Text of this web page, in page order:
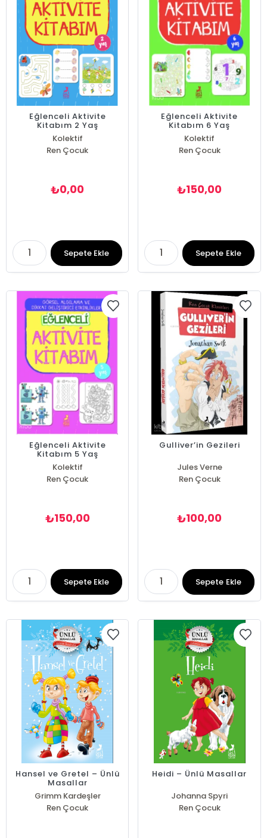
Eğlenceli Aktivite
Kitabım 2 Yaş
Kolektif
Ren Çocuk
₺0,00
Sepete Ekle
Eğlenceli Aktivite
Kitabım 6 Yaş
Kolektif
Ren Çocuk
₺150,00
Sepete Ekle
Eğlenceli Aktivite
Kitabım 5 Yaş
Kolektif
Ren Çocuk
₺150,00
Sepete Ekle
Gulliver’in Gezileri
Jules Verne
Ren Çocuk
₺100,00
Sepete Ekle
Hansel ve Gretel – Ünlü
Masallar
Grimm Kardeşler
Ren Çocuk
Heidi – Ünlü Masallar
Johanna Spyri
Ren Çocuk